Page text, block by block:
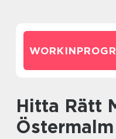
Hitta Rätt Mäklare i
Östermalm